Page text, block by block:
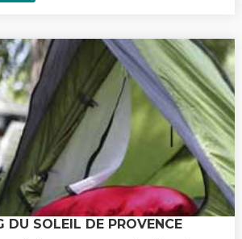
DU SOLEIL DE PROVENCE